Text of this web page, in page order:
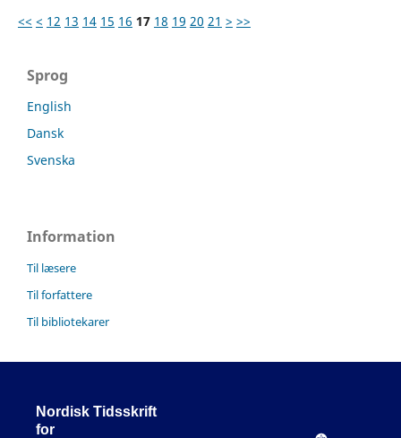
<< < 12 13 14 15 16 17 18 19 20 21 > >>
Sprog
English
Dansk
Svenska
Information
Til læsere
Til forfattere
Til bibliotekarer
Nordisk Tidsskrift
for